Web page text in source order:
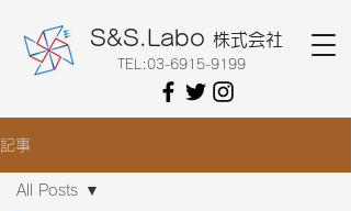
S&S.Labo 株式会社
TEL: 03-6915-9199
記事
All Posts